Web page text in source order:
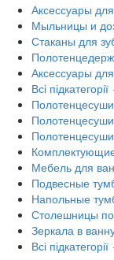
Аксессуары
Мыльницы и
Стаканы для
Аксессуары
Всі
Мебель для
Подвесные
Напольные
Столешницы
Зеркала в
Всі